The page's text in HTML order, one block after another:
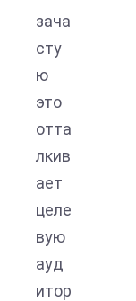
зача
сту
ю
это
отта
лкив
ает
целе
вую
ауд
итор